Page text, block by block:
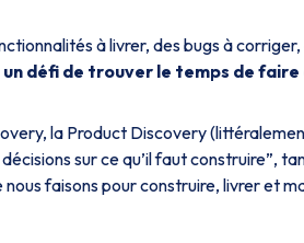
à livrer, des bugs à
défi de trouver le temps de faire
la Product Discovery
sur ce qu’il faut construire”,
faisons pour construire, livrer et